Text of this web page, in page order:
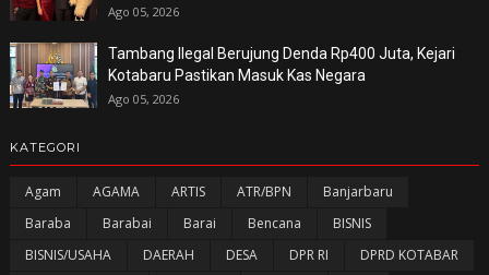
Ago 05, 2026
Tambang Ilegal Berujung Denda Rp400 Juta, Kejari
Kotabaru Pastikan Masuk Kas Negara
Ago 05, 2026
KATEGORI
Agam AGAMA ARTIS ATR/BPN
Banjarbaru
Baraba
Barabai Barai Bencana
BISNIS
BISNIS/USAHA
DAERAH DESA DPR RI
DPRD KOTABAR